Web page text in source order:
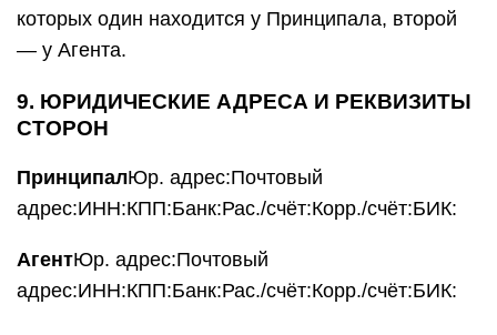
которых один находится у Принципала, второй
— у Агента.
9. ЮРИДИЧЕСКИЕ АДРЕСА И РЕКВИЗИТЫ
СТОРОН
ПринципалЮр. адрес:Почтовый
адрес:ИНН:КПП:Банк:Рас./счёт:Корр./счёт:БИК:
АгентЮр. адрес:Почтовый
адрес:ИНН:КПП:Банк:Рас./счёт:Корр./счёт:БИК: